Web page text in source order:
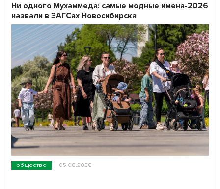
общество 05.08.2026
Ни одного Мухаммеда: самые модные имена-2026
назвали в ЗАГСах Новосибирска